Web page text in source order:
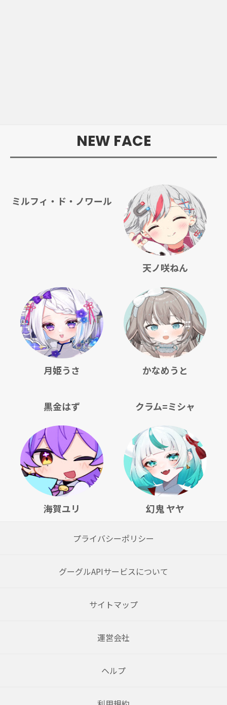
NEW FACE
ミルフィ・ド・ノワール
天ノ咲ねん
月姫うさ かなめうと
黒金はず クラム=ミシャ
海賀ユリ 幻鬼 ヤヤ
プライバシーポリシー
グーグルAPIサービスについて
サイトマップ
運営会社
ヘルプ